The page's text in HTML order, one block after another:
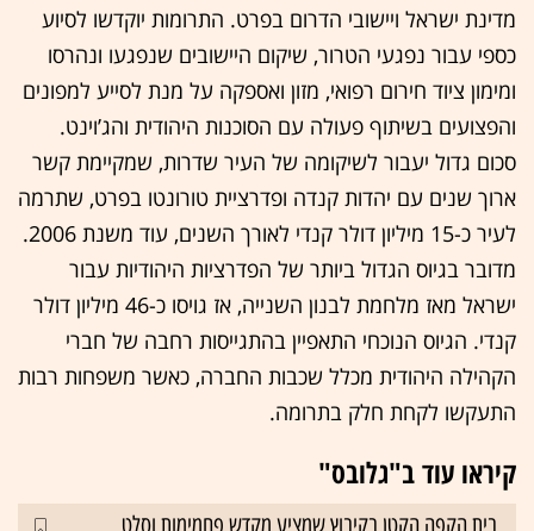
מדינת ישראל ויישובי הדרום בפרט. התרומות יוקדשו לסיוע
כספי עבור נפגעי הטרור, שיקום היישובים שנפגעו ונהרסו
ומימון ציוד חירום רפואי, מזון ואספקה על מנת לסייע למפונים
והפצועים בשיתוף פעולה עם הסוכנות היהודית והג’וינט.
סכום גדול יעבור לשיקומה של העיר שדרות, שמקיימת קשר
ארוך שנים עם יהדות קנדה ופדרציית טורונטו בפרט, שתרמה
לעיר כ-15 מיליון דולר קנדי לאורך השנים, עוד משנת 2006.
מדובר בגיוס הגדול ביותר של הפדרציות היהודיות עבור
ישראל מאז מלחמת לבנון השנייה, אז גויסו כ-46 מיליון דולר
קנדי. הגיוס הנוכחי התאפיין בהתגייסות רחבה של חברי
הקהילה היהודית מכלל שכבות החברה, כאשר משפחות רבות
התעקשו לקחת חלק בתרומה.
קיראו עוד ב"גלובס"